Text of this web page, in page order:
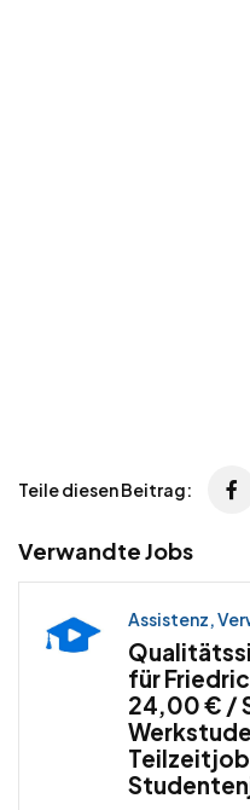
Teile diesen Beitrag:
Verwandte Jobs
Assistenz,
für
24,00 € /